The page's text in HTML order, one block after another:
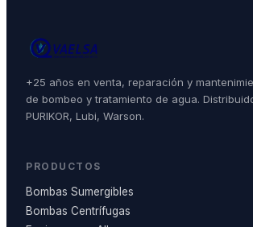
+25 años en venta, reparación y
de bombeo y tratamiento de agua.
PURIKOR, Lubi, Warson.
PRODUCTOS
Bombas Sumergibles
Bombas Centrífugas